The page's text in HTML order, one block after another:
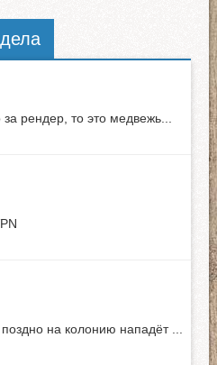
рендер, то это медвежь...
на колонию нападёт ...